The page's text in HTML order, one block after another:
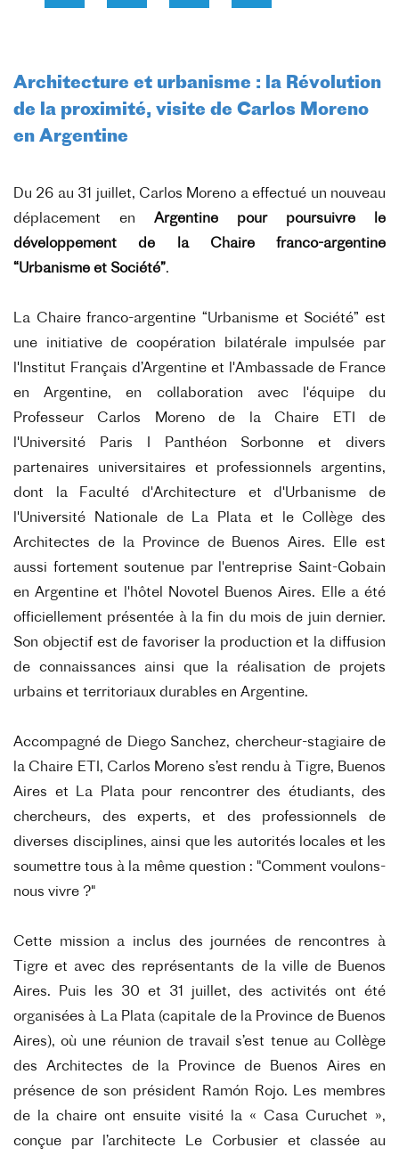
Architecture et urbanisme : la Révolution
de la proximité, visite de Carlos Moreno
en Argentine
Du 26 au 31 juillet, Carlos Moreno a effectué un nouveau
déplacement en Argentine pour poursuivre le
développement de la Chaire franco-argentine
“Urbanisme et Société”.
La Chaire franco-argentine “Urbanisme et Société” est
une initiative de coopération bilatérale impulsée par
l'Institut Français d’Argentine et l'Ambassade de France
en Argentine, en collaboration avec l'équipe du
Professeur Carlos Moreno de la Chaire ETI de
l'Université Paris I Panthéon Sorbonne et divers
partenaires universitaires et professionnels argentins,
dont la Faculté d'Architecture et d'Urbanisme de
l'Université Nationale de La Plata et le Collège des
Architectes de la Province de Buenos Aires. Elle est
aussi fortement soutenue par l'entreprise Saint-Gobain
en Argentine et l'hôtel Novotel Buenos Aires. Elle a été
officiellement présentée à la fin du mois de juin dernier.
Son objectif est de favoriser la production et la diffusion
de connaissances ainsi que la réalisation de projets
urbains et territoriaux durables en Argentine.
Accompagné de Diego Sanchez, chercheur-stagiaire de
la Chaire ETI, Carlos Moreno s’est rendu à Tigre, Buenos
Aires et La Plata pour rencontrer des étudiants, des
chercheurs, des experts, et des professionnels de
diverses disciplines, ainsi que les autorités locales et les
soumettre tous à la même question : "Comment voulons-
nous vivre ?"
Cette mission a inclus des journées de rencontres à
Tigre et avec des représentants de la ville de Buenos
Aires. Puis les 30 et 31 juillet, des activités ont été
organisées à La Plata (capitale de la Province de Buenos
Aires), où une réunion de travail s’est tenue au Collège
des Architectes de la Province de Buenos Aires en
présence de son président Ramón Rojo. Les membres
de la chaire ont ensuite visité la « Casa Curuchet »,
conçue par l’architecte Le Corbusier et classée au